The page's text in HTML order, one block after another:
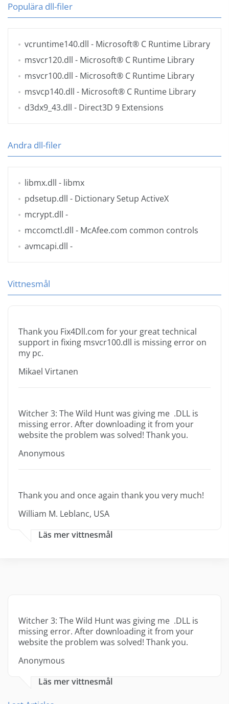
Populära dll-filer
vcruntime140.dll - Microsoft® C Runtime Library
msvcr120.dll - Microsoft® C Runtime Library
msvcr100.dll - Microsoft® C Runtime Library
msvcp140.dll - Microsoft® C Runtime Library
d3dx9_43.dll - Direct3D 9 Extensions
Andra dll-filer
libmx.dll - libmx
pdsetup.dll - Dictionary Setup ActiveX
mcrypt.dll -
mccomctl.dll - McAfee.com common controls
avmcapi.dll -
Vittnesmål
Thank you Fix4Dll.com for your great technical
support in fixing msvcr100.dll is missing error on
my pc.
Mikael Virtanen
Witcher 3: The Wild Hunt was giving me .DLL is
missing error. After downloading it from your
website the problem was solved! Thank you.
Anonymous
Thank you and once again thank you very much!
William M. Leblanc, USA
Läs mer vittnesmål
Witcher 3: The Wild Hunt was giving me .DLL is
missing error. After downloading it from your
website the problem was solved! Thank you.
Anonymous
Läs mer vittnesmål